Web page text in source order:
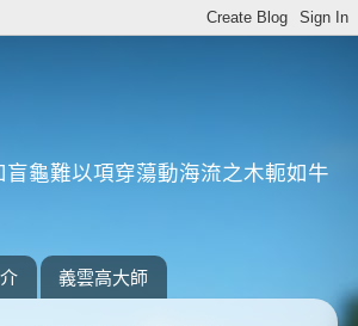
龜難以項穿蕩動海流之木軛如牛
義雲高大師